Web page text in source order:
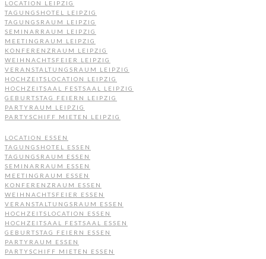
LOCATION LEIPZIG
TAGUNGSHOTEL LEIPZIG
TAGUNGSRAUM LEIPZIG
SEMINARRAUM LEIPZIG
MEETINGRAUM LEIPZIG
KONFERENZRAUM LEIPZIG
WEIHNACHTSFEIER LEIPZIG
VERANSTALTUNGSRAUM LEIPZIG
HOCHZEITSLOCATION LEIPZIG
HOCHZEITSAAL FESTSAAL LEIPZIG
GEBURTSTAG FEIERN LEIPZIG
PARTYRAUM LEIPZIG
PARTYSCHIFF MIETEN LEIPZIG
LOCATION ESSEN
TAGUNGSHOTEL ESSEN
TAGUNGSRAUM ESSEN
SEMINARRAUM ESSEN
MEETINGRAUM ESSEN
KONFERENZRAUM ESSEN
WEIHNACHTSFEIER ESSEN
VERANSTALTUNGSRAUM ESSEN
HOCHZEITSLOCATION ESSEN
HOCHZEITSAAL FESTSAAL ESSEN
GEBURTSTAG FEIERN ESSEN
PARTYRAUM ESSEN
PARTYSCHIFF MIETEN ESSEN